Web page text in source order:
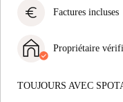
En savoir plus sur
acceptée
euro Factures incluses
incluses, couvrant
expérience de
Propriétaire
Plus d'informations
TOUJOURS AVEC